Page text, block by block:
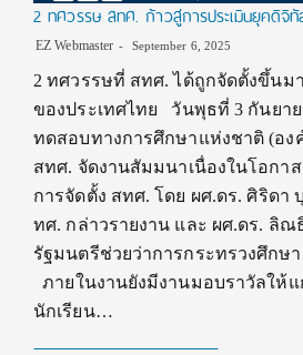
2 ทศวรรษ สทศ. ก้าวสู่การประเมินยุคดิจิทั
EZ Webmaster September 6, 2025
2 ทศวรรษที่ สทศ. ได้ถูกจัดตั้งขึ้นม
ของประเทศไทย วันพุธที่ 3 กันยาย
ทดสอบทางการศึกษาแห่งชาติ (อ
สทศ. จัดงานสัมมนาเนื่องในโอกา
การจัดตั้ง สทศ. โดย ผศ.ดร. ศิริดา
ทศ. กล่าวรายงาน และ ผศ.ดร. ลิ
รัฐมนตรีช่วยว่าการกระทรวงศึกษ
ภายในงานยังมีงานมอบราวัลให้
นักเรียน…